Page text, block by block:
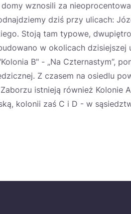
wznosili za
dziś przy ulicach:
Stoją tam typowe,
w okolicach dzisiejszej
B" - „Na Czternastym”,
Z czasem na osiedlu
istnieją również Kolonie
kolonii zaś C i D - w